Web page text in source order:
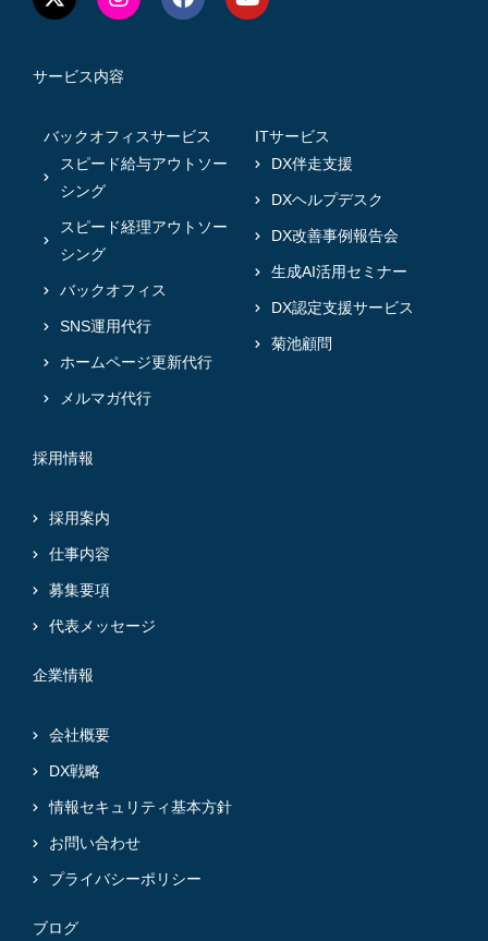
サービス内容
バックオフィスサービス
スピード給与アウトソー
シング
スピード経理アウトソー
シング
バックオフィス
SNS運用代行
ホームページ更新代行
メルマガ代行
ITサービス
DX伴走支援
DXヘルプデスク
DX改善事例報告会
生成AI活用セミナー
DX認定支援サービス
菊池顧問
採用情報
採用案内
仕事内容
募集要項
代表メッセージ
企業情報
会社概要
DX戦略
情報セキュリティ基本方針
お問い合わせ
プライバシーポリシー
ブログ